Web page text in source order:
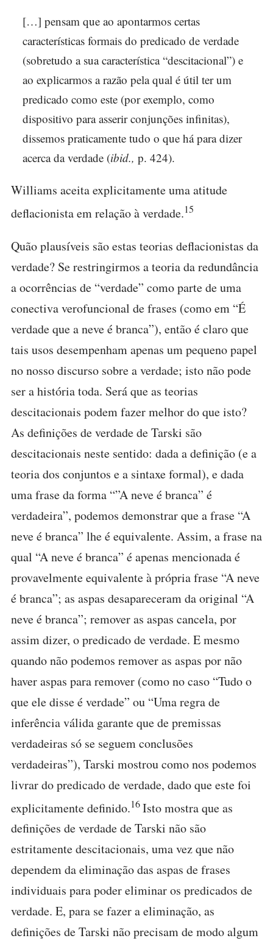
[…] pensam que ao apontarmos certas
características formais do predicado de verdade
(sobretudo a sua característica “descitacional”) e
ao explicarmos a razão pela qual é útil ter um
predicado como este (por exemplo, como
dispositivo para asserir conjunções infinitas),
dissemos praticamente tudo o que há para dizer
acerca da verdade (ibid., p. 424).
Williams aceita explicitamente uma atitude
deflacionista em relação à verdade.15
Quão plausíveis são estas teorias deflacionistas da
verdade? Se restringirmos a teoria da redundância
a ocorrências de “verdade” como parte de uma
conectiva verofuncional de frases (como em “É
verdade que a neve é branca”), então é claro que
tais usos desempenham apenas um pequeno papel
no nosso discurso sobre a verdade; isto não pode
ser a história toda. Será que as teorias
descitacionais podem fazer melhor do que isto?
As definições de verdade de Tarski são
descitacionais neste sentido: dada a definição (e a
teoria dos conjuntos e a sintaxe formal), e dada
uma frase da forma “”A neve é branca” é
verdadeira”, podemos demonstrar que a frase “A
neve é branca” lhe é equivalente. Assim, a frase na
qual “A neve é branca” é apenas mencionada é
provavelmente equivalente à própria frase “A neve
é branca”; as aspas desapareceram da original “A
neve é branca”; remover as aspas cancela, por
assim dizer, o predicado de verdade. E mesmo
quando não podemos remover as aspas por não
haver aspas para remover (como no caso “Tudo o
que ele disse é verdade” ou “Uma regra de
inferência válida garante que de premissas
verdadeiras só se seguem conclusões
verdadeiras”), Tarski mostrou como nos podemos
livrar do predicado de verdade, dado que este foi
explicitamente definido.16Isto mostra que as
definições de verdade de Tarski não são
estritamente descitacionais, uma vez que não
dependem da eliminação das aspas de frases
individuais para poder eliminar os predicados de
verdade. E, para se fazer a eliminação, as
definições de Tarski não precisam de modo algum